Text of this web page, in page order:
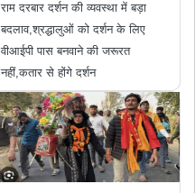
राम दरबार दर्शन की व्यवस्था में बड़ा
बदलाव,श्रद्धालुओं को दर्शन के लिए
वीआईपी पास बनवाने की जरूरत
नहीं,कतार से होंगे दर्शन